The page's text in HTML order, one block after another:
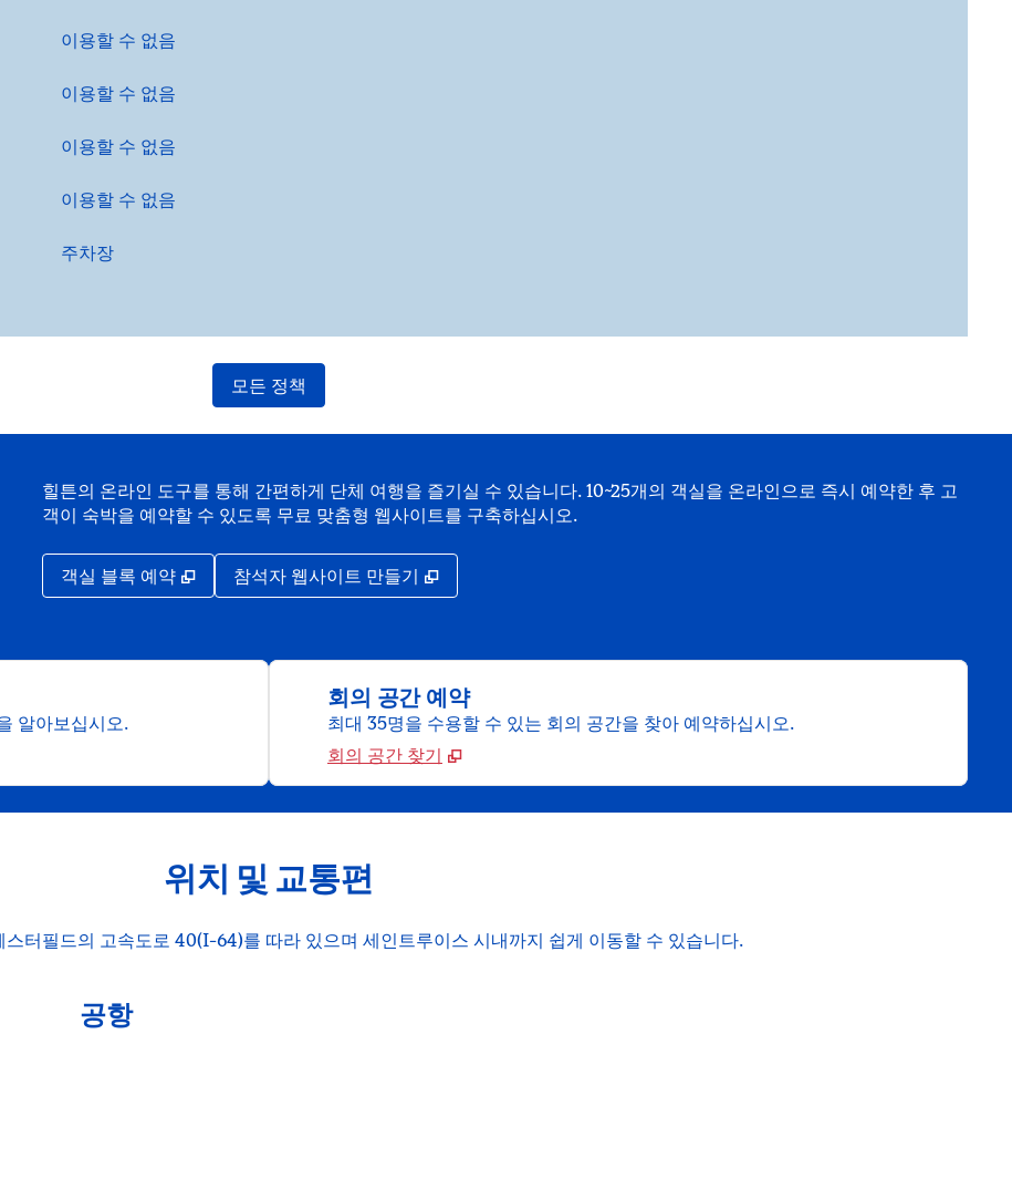
이용할 수 없음
이용할 수 없음
이용할 수 없음
이용할 수 없음
주차장
모든 정책
힐튼의 온라인 도구를 통해 간편하게 단체 여행을 즐기실 수 있습니다. 10~25개의 객실을 온라인으로 즉시 예약한 후 고
객이 숙박을 예약할 수 있도록 무료 맞춤형 웹사이트를 구축하십시오.
객실 블록 예약 , 새 탭 열림
참석자 웹사이트 만들기 ,
알아보십시오.
회의 공간 예약
최대 35명을 수용할 수 있는 회의 공간을 찾아 예약하십시오.
회의 공간 찾기
위치 및 교통편
스터필드의 고속도로 40(I-64)를 따라 있으며 세인트루이스 시내까지 쉽게 이동할 수 있습니다.
공항